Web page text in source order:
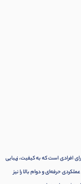
افرادی است که به کیفیت، زیبایی
حرفه‌ای و دوام بالا را نیز